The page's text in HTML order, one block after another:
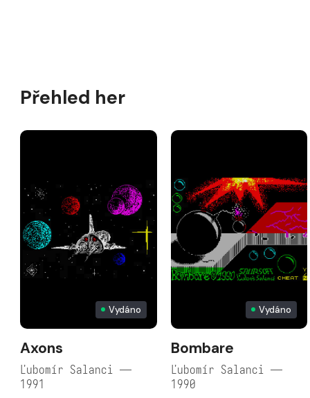
Přehled her
Vydáno
Axons
Ľubomír Salanci —
1991
Vydáno
Bombare
Ľubomír Salanci —
1990